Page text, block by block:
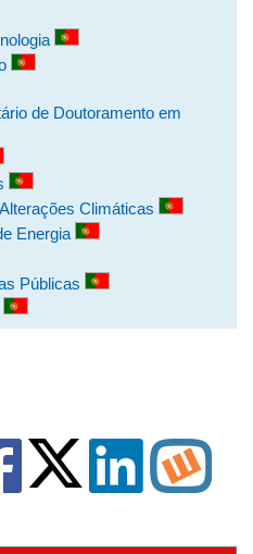
de Doutoramento em
Climáticas
Energia
Públicas